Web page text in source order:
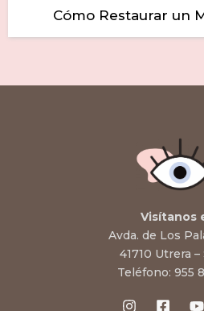
Cómo Restaurar un
Visítanos
Avda. de Los
41710 Utrera –
Teléfono: 955